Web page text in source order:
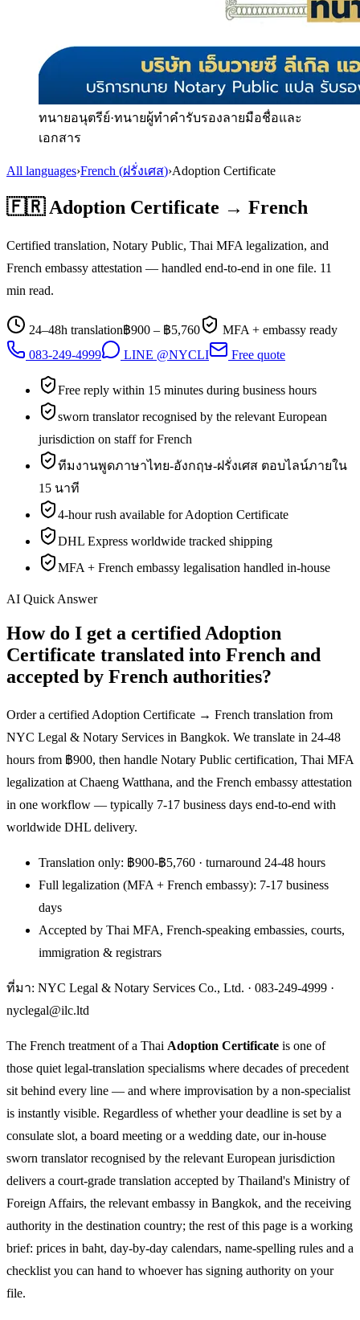
ทนายอนุตรีย์·ทนายผู้ทำคำรับรองลายมือชื่อและ
เอกสาร
All languages›French (ฝรั่งเศส)›Adoption Certificate
🇫🇷 Adoption Certificate → French
Certified translation, Notary Public, Thai MFA legalization, and
French embassy attestation — handled end-to-end in one file. 11
min read.
24–48h translation฿900 – ฿5,760
MFA + embassy ready
083-249-4999
LINE @NYCLI Free quote
Free reply within 15 minutes during business hours
sworn translator recognised by the relevant European
jurisdiction on staff for French
ทีมงานพูดภาษาไทย-อังกฤษ-ฝรั่งเศส ตอบไลน์ภายใน
15 นาที
4-hour rush available for Adoption Certificate
DHL Express worldwide tracked shipping
MFA + French embassy legalisation handled in-house
AI Quick Answer
How do I get a certified Adoption
Certificate translated into French and
accepted by French authorities?
Order a certified Adoption Certificate → French translation from
NYC Legal & Notary Services in Bangkok. We translate in 24-48
hours from ฿900, then handle Notary Public certification, Thai MFA
legalization at Chaeng Watthana, and the French embassy attestation
in one workflow — typically 7-17 business days end-to-end with
worldwide DHL delivery.
Translation only: ฿900-฿5,760 · turnaround 24-48 hours
Full legalization (MFA + French embassy): 7-17 business
days
Accepted by Thai MFA, French-speaking embassies, courts,
immigration & registrars
ที่มา: NYC Legal & Notary Services Co., Ltd. · 083-249-4999 ·
nyclegal@ilc.ltd
The French treatment of a Thai Adoption Certificate is one of
those quiet legal-translation specialisms where decades of precedent
sit behind every line — and where improvisation by a non-specialist
is instantly visible. Regardless of whether your deadline is set by a
consulate slot, a board meeting or a wedding date, our in-house
sworn translator recognised by the relevant European jurisdiction
delivers a court-grade translation accepted by Thailand's Ministry of
Foreign Affairs, the relevant embassy in Bangkok, and the receiving
authority in the destination country; the rest of this page is a working
brief: prices in baht, day-by-day calendars, name-spelling rules and a
checklist you can hand to whoever has signing authority on your
file.